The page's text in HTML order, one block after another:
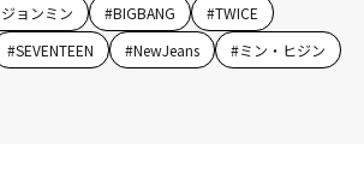
ョンミン #BIGBANG #TWICE
#SEVENTEEN #NewJeans #ミン・ヒジン